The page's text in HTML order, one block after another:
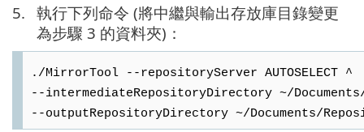
5. 執行下列命令 (將中繼與輸出存放庫目錄變更
為步驟 3 的資料夾)：
./MirrorTool --repositoryServer AUTOSELECT ^
--intermediateRepositoryDirectory ~/
--outputRepositoryDirectory ~/Documents/